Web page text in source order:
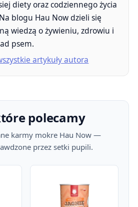
diety oraz codziennego życia
blogu Hau Now dzieli się
wiedzą o żywieniu, zdrowiu i
psem.
artykuły autora
polecamy
karmy mokre Hau Now —
przez setki pupili.